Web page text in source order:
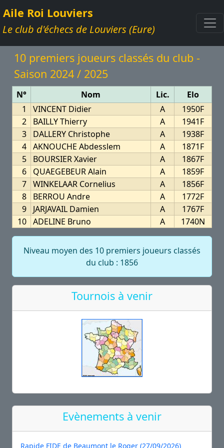
Aile Roi Louviers
Le club d'échecs de Louviers (Eure)
10 premiers joueurs classés du club -
Saison 2024 / 2025
N° Nom Lic.
Elo
1
VINCENT Didier A
1950F
2
BAILLY Thierry A
1941F
3
DALLERY Christophe A
1938F
4 AKNOUCHE Abdesslem A
1871F
5
BOURSIER Xavier A
1867F
6
QUAEGEBEUR Alain A
1859F
7 WINKELAAR Cornelius A
1856F
8
BERROU Andre A
1772F
9
JARJAVAIL Damien A
1767F
10 ADELINE Bruno A 1740N
Niveau moyen des 10 premiers joueurs classés
du club : 1856
Tournois à venir
Evènements à venir
Rapide FIDE de Beaumont le Roger (27/09/2026)